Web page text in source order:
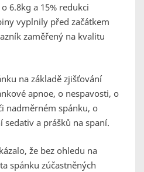
6.8kg a 15% redukci
vyplnily před začátkem
zaměřený na kvalitu
na základě zjišťování
apnoe, o nespavosti, o
nadměrném spánku, o
sedativ a prášků na spaní.
že bez ohledu na
spánku zúčastněných